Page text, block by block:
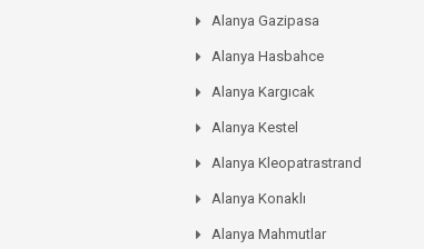
Alanya Gazipasa
Alanya Hasbahce
Alanya Kargıcak
Alanya Kestel
Alanya Kleopatrastrand
Alanya Konaklı
Alanya Mahmutlar